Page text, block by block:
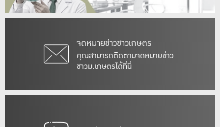
จดหมายข่าวชาวเกษตร
คุณสามารถติดตามจดหมายข่าว
ชาวม.เกษตรได้ที่นี่